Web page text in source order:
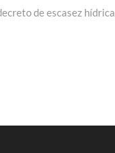
de escasez hídrica